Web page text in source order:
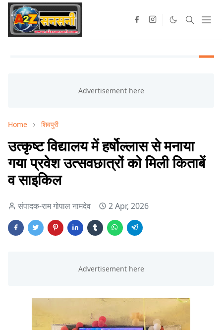
Home शिवपुरी
उत्कृष्ट विद्यालय में हर्षोल्लास से मनाया
गया प्रवेश उत्सवछात्रों को मिली किताबें
व साइकिल
संपादक-राम गोपाल नामदेव 2 Apr, 2026